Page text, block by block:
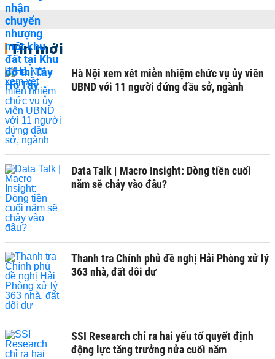
Tin mới
Hà Nội xem xét miễn nhiệm chức vụ ủy viên
UBND với 11 người đứng đầu sở, ngành
Data Talk | Macro Insight: Dòng tiền cuối
năm sẽ chảy vào đâu?
Thanh tra Chính phủ đề nghị Hải Phòng xử lý
363 nhà, đất dôi dư
SSI Research chỉ ra hai yếu tố quyết định
động lực tăng trưởng nửa cuối năm